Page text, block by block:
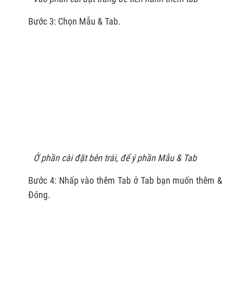
Bước 3: Chọn Mẫu & Tab.
Ở phần cài đặt bên trái, để ý phần Mẫu & Tab
Bước 4: Nhấp vào thêm Tab ở Tab bạn muốn thêm &
Đóng.